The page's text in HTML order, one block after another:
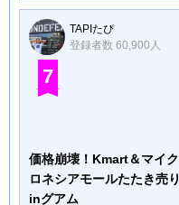
TAPIたぴ
登録者数 60,900人
7
価格崩壊！Kmart＆マイク
ロネシアモールたたき売り
inグアム